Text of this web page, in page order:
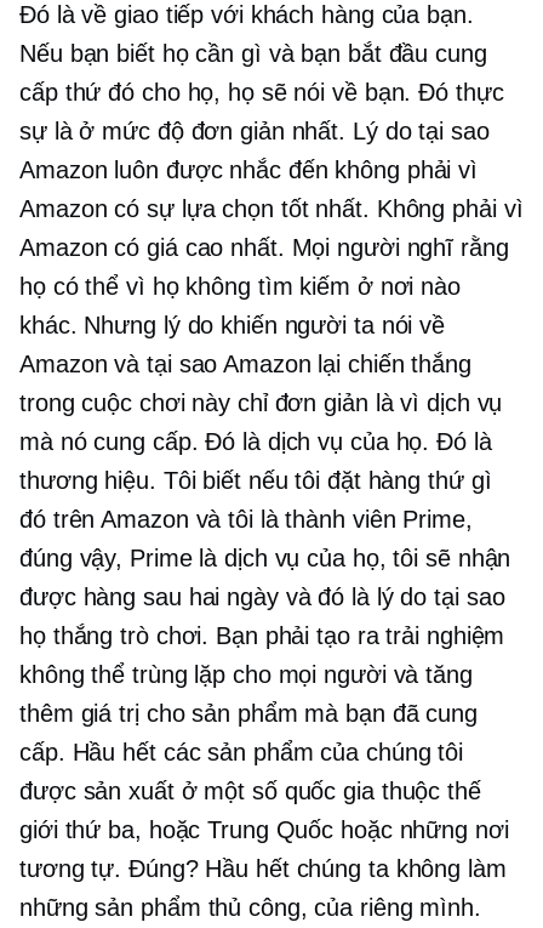
Đó là về giao tiếp với khách hàng của bạn.
Nếu bạn biết họ cần gì và bạn bắt đầu cung
cấp thứ đó cho họ, họ sẽ nói về bạn. Đó thực
sự là ở mức độ đơn giản nhất. Lý do tại sao
Amazon luôn được nhắc đến không phải vì
Amazon có sự lựa chọn tốt nhất. Không phải vì
Amazon có giá cao nhất. Mọi người nghĩ rằng
họ có thể vì họ không tìm kiếm ở nơi nào
khác. Nhưng lý do khiến người ta nói về
Amazon và tại sao Amazon lại chiến thắng
trong cuộc chơi này chỉ đơn giản là vì dịch vụ
mà nó cung cấp. Đó là dịch vụ của họ. Đó là
thương hiệu. Tôi biết nếu tôi đặt hàng thứ gì
đó trên Amazon và tôi là thành viên Prime,
đúng vậy, Prime là dịch vụ của họ, tôi sẽ nhận
được hàng sau hai ngày và đó là lý do tại sao
họ thắng trò chơi. Bạn phải tạo ra trải nghiệm
không thể trùng lặp cho mọi người và tăng
thêm giá trị cho sản phẩm mà bạn đã cung
cấp. Hầu hết các sản phẩm của chúng tôi
được sản xuất ở một số quốc gia thuộc thế
giới thứ ba, hoặc Trung Quốc hoặc những nơi
tương tự. Đúng? Hầu hết chúng ta không làm
những sản phẩm thủ công, của riêng mình.